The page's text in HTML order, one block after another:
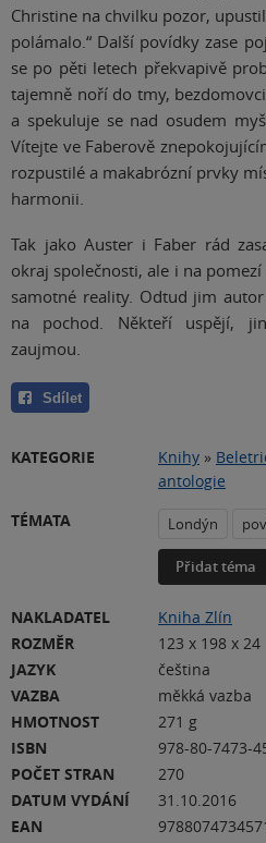
Christine na chvilku pozor,
polámalo.“ Další povídky zase
se po pěti letech překvapivě
tajemně noří do tmy,
a spekuluje se nad osudem
Vítejte ve Faberově
rozpustilé a makabrózní prvky
harmonii.
Tak jako Auster i Faber rád
okraj společnosti, ale i na
samotné reality. Odtud jim
na pochod. Někteří uspějí,
zaujmou.
Sdílet
KATEGORIE Knihy »
antologie
TÉMATA
Londýn
Přidat téma
NAKLADATEL
Kniha Zlín
ROZMĚR
123 x 198 x 24
JAZYK
čeština
VAZBA
měkká vazba
HMOTNOST
271 g
ISBN
978-80-7473-
POČET STRAN
270
DATUM VYDÁNÍ
31.10.2016
EAN